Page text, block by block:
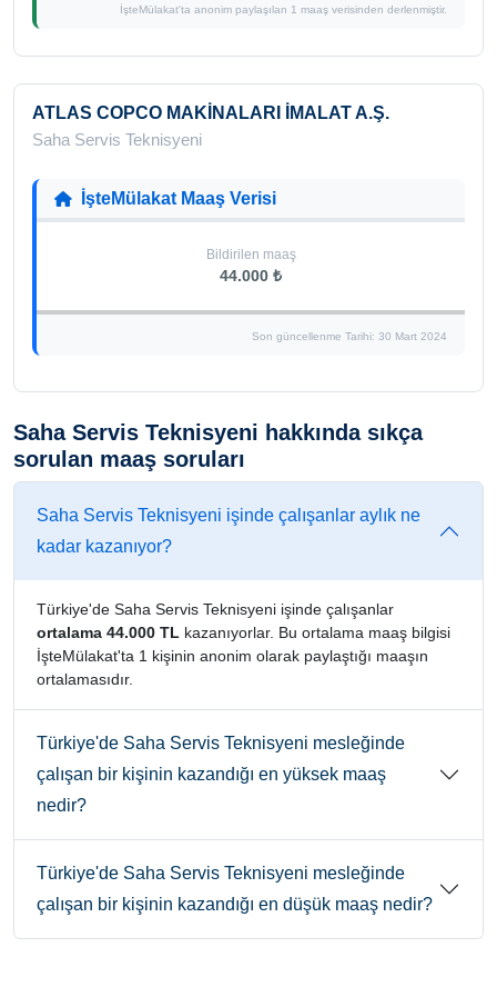
İşteMülakat'ta anonim paylaşılan 1 maaş verisinden derlenmiştir.
ATLAS COPCO MAKİNALARI İMALAT A.Ş.
Saha Servis Teknisyeni
İşteMülakat Maaş Verisi
Bildirilen maaş
44.000 ₺
Son güncellenme Tarihi: 30 Mart 2024
Saha Servis Teknisyeni hakkında sıkça
sorulan maaş soruları
Saha Servis Teknisyeni işinde çalışanlar aylık ne
kadar kazanıyor?
Türkiye'de Saha Servis Teknisyeni işinde çalışanlar
ortalama 44.000 TL kazanıyorlar. Bu ortalama maaş bilgisi
İşteMülakat'ta 1 kişinin anonim olarak paylaştığı maaşın
ortalamasıdır.
Türkiye'de Saha Servis Teknisyeni mesleğinde
çalışan bir kişinin kazandığı en yüksek maaş
nedir?
Türkiye'de Saha Servis Teknisyeni mesleğinde
çalışan bir kişinin kazandığı en düşük maaş nedir?